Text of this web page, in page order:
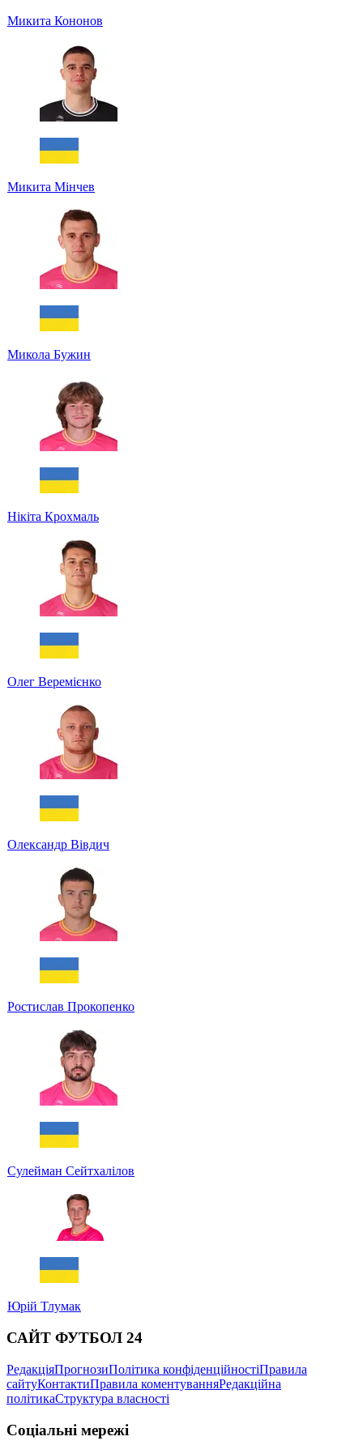
Микита Кононов
Микита Мінчев
Микола Бужин
Нікіта Крохмаль
Олег Веремієнко
Олександр Вівдич
Ростислав Прокопенко
Сулейман Сейтхалілов
Юрій Тлумак
САЙТ ФУТБОЛ 24
РедакціяПрогнозиПолітика конфіденційностіПравила
сайтуКонтактиПравила коментуванняРедакційна
політикаСтруктура власності
Соціальні мережі